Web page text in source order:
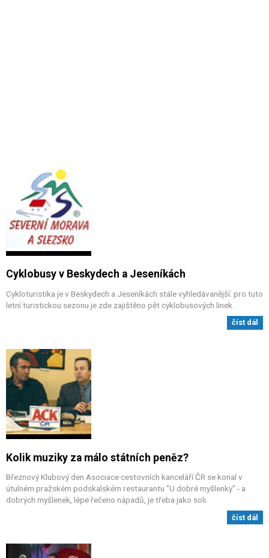
Cyklobusy v Beskydech a Jeseníkách
Cykloturistika je v Beskydech a Jeseníkách stále vyhledávanější. pro tuto
letní turistickou sezonu je zde zajištěno pět cyklobusových linek.
číst dál
Kolik muziky za málo státních peněz?
Březnový Klubový den Asociace cestovních kanceláří ČR se konal v
útulném pražském podskalském restaurantu "U dobré myšlenky" - a
dobrých myšlenek, lépe řečeno nápadů, je třeba jako soli.
číst dál